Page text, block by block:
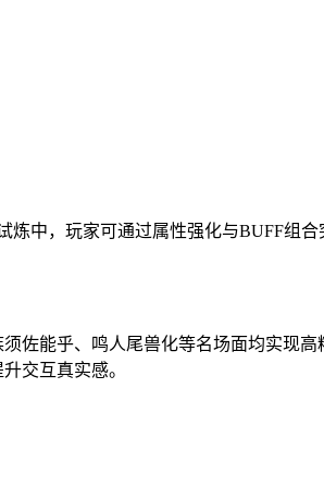
中，玩家可通过属性强化与BUFF组
佐能乎、鸣人尾兽化等名场面均实现
交互真实感。